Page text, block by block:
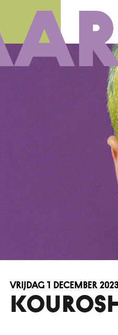
vrijdag 1 december 2023